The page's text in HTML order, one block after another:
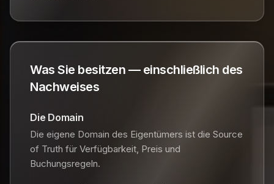
Was Sie besitzen — einschließlich des
Nachweises
Die Domain
Die eigene Domain des Eigentümers ist die Source
of Truth für Verfügbarkeit, Preis und
Buchungsregeln.